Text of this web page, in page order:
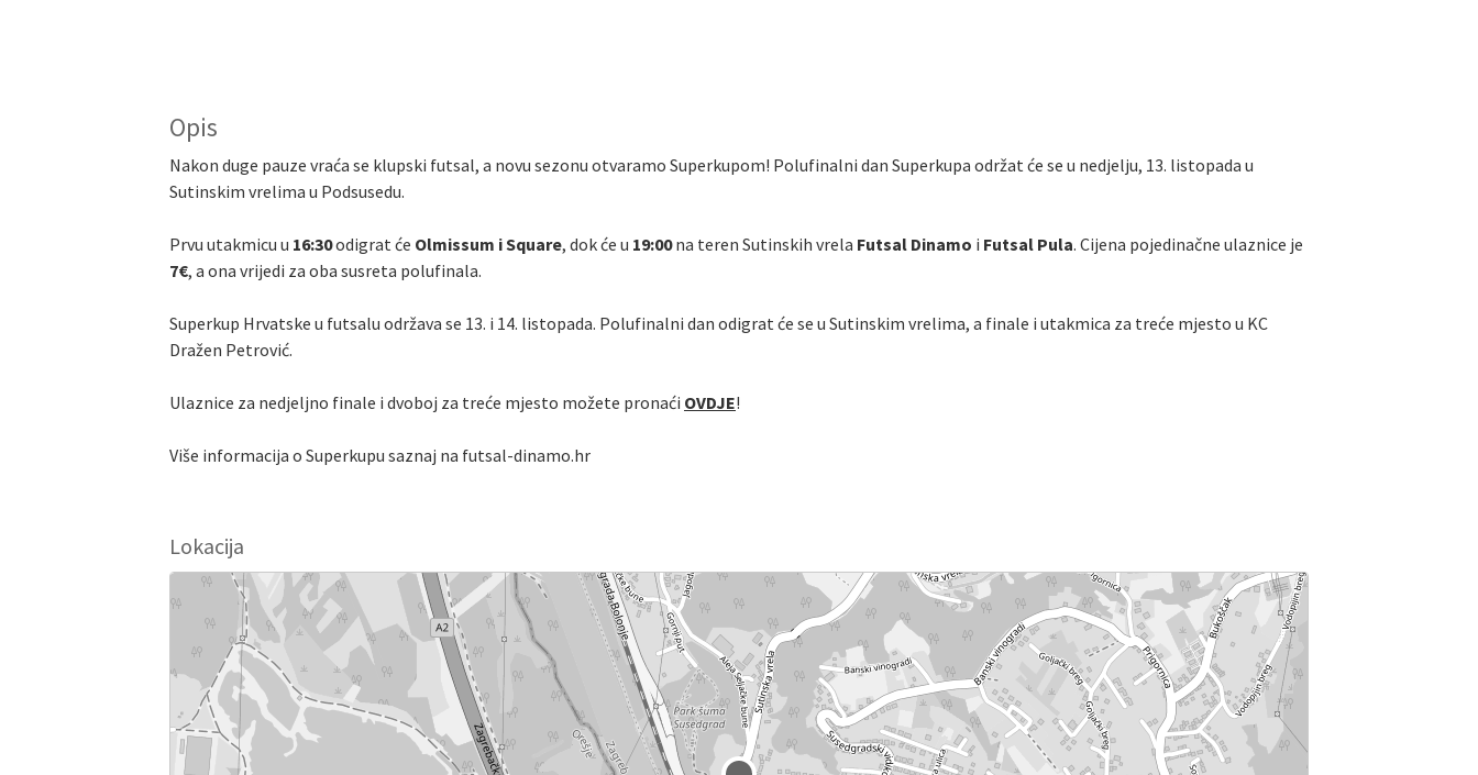
Opis
Nakon duge pauze vraća se klupski futsal, a novu sezonu otvaramo Superkupom! Polufinalni dan Superkupa održat će se u nedjelju, 13. listopada u
Sutinskim vrelima u Podsusedu.
Prvu utakmicu u 16:30odigrat će Olmissum i Square, dok će u 19:00na teren Sutinskih vrela Futsal Dinamo i Futsal Pula. Cijena pojedinačne ulaznice je
7€, a ona vrijedi za oba susreta polufinala.
Superkup Hrvatske u futsalu održava se 13. i 14. listopada. Polufinalni dan odigrat će se u Sutinskim vrelima, a finale i utakmica za treće mjesto u KC
Dražen Petrović.
Ulaznice za nedjeljno finale i dvoboj za treće mjesto možete pronaći OVDJE!
Više informacija o Superkupu saznaj na futsal-dinamo.hr
Lokacija